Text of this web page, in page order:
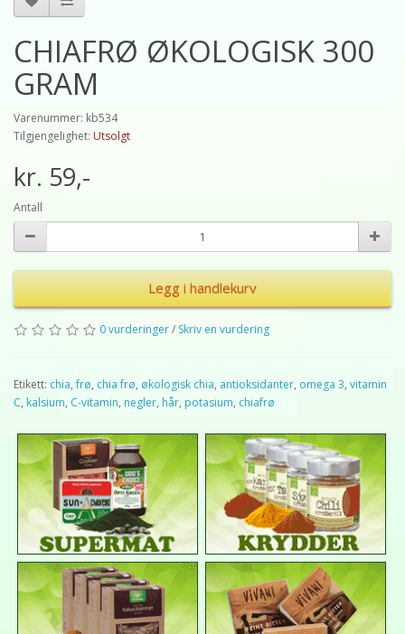
CHIAFRØ ØKOLOGISK 300
GRAM
Varenummer: kb534
Tilgjengelighet: Utsolgt
kr. 59,-
Antall
Legg i handlekurv
0 vurderinger/ Skriv en vurdering
Etikett: chia,frø, chia frø, økologisk chia, antioksidanter, omega 3, vitamin
C, kalsium, C-vitamin, negler, hår, potasium, chiafrø